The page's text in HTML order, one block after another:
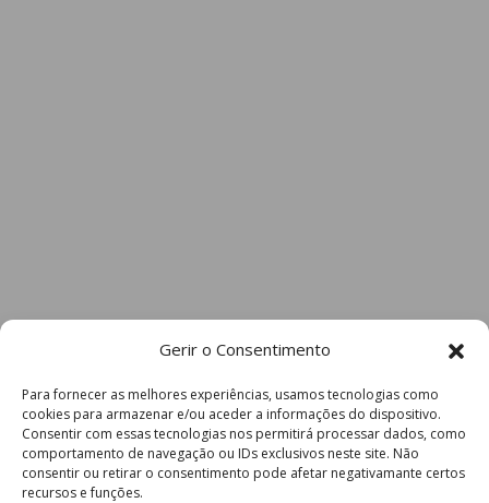
Gerir o Consentimento
Para fornecer as melhores experiências, usamos tecnologias como
cookies para armazenar e/ou aceder a informações do dispositivo.
Consentir com essas tecnologias nos permitirá processar dados, como
comportamento de navegação ou IDs exclusivos neste site. Não
consentir ou retirar o consentimento pode afetar negativamante certos
recursos e funções.